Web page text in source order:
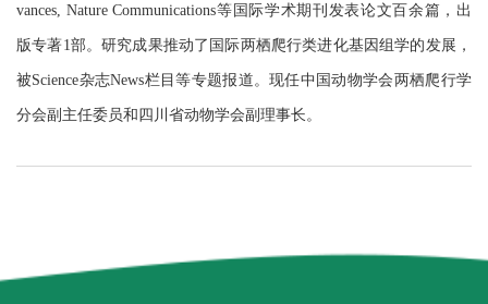
vances, Nature Communications等国际学术期刊发表论文百余篇，出
版专著1 部。研究成果推动了国际两栖爬行类进化基因组学的发展，
被Science杂志News栏目等专题报道。现任中国动物学会两栖爬行学
分会副主任委员和四川省动物学会副理事长。